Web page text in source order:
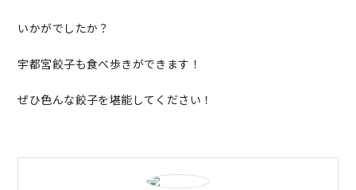
いかがでしたか？
宇都宮餃子も食べ歩きができます！
ぜひ色んな餃子を堪能してください！